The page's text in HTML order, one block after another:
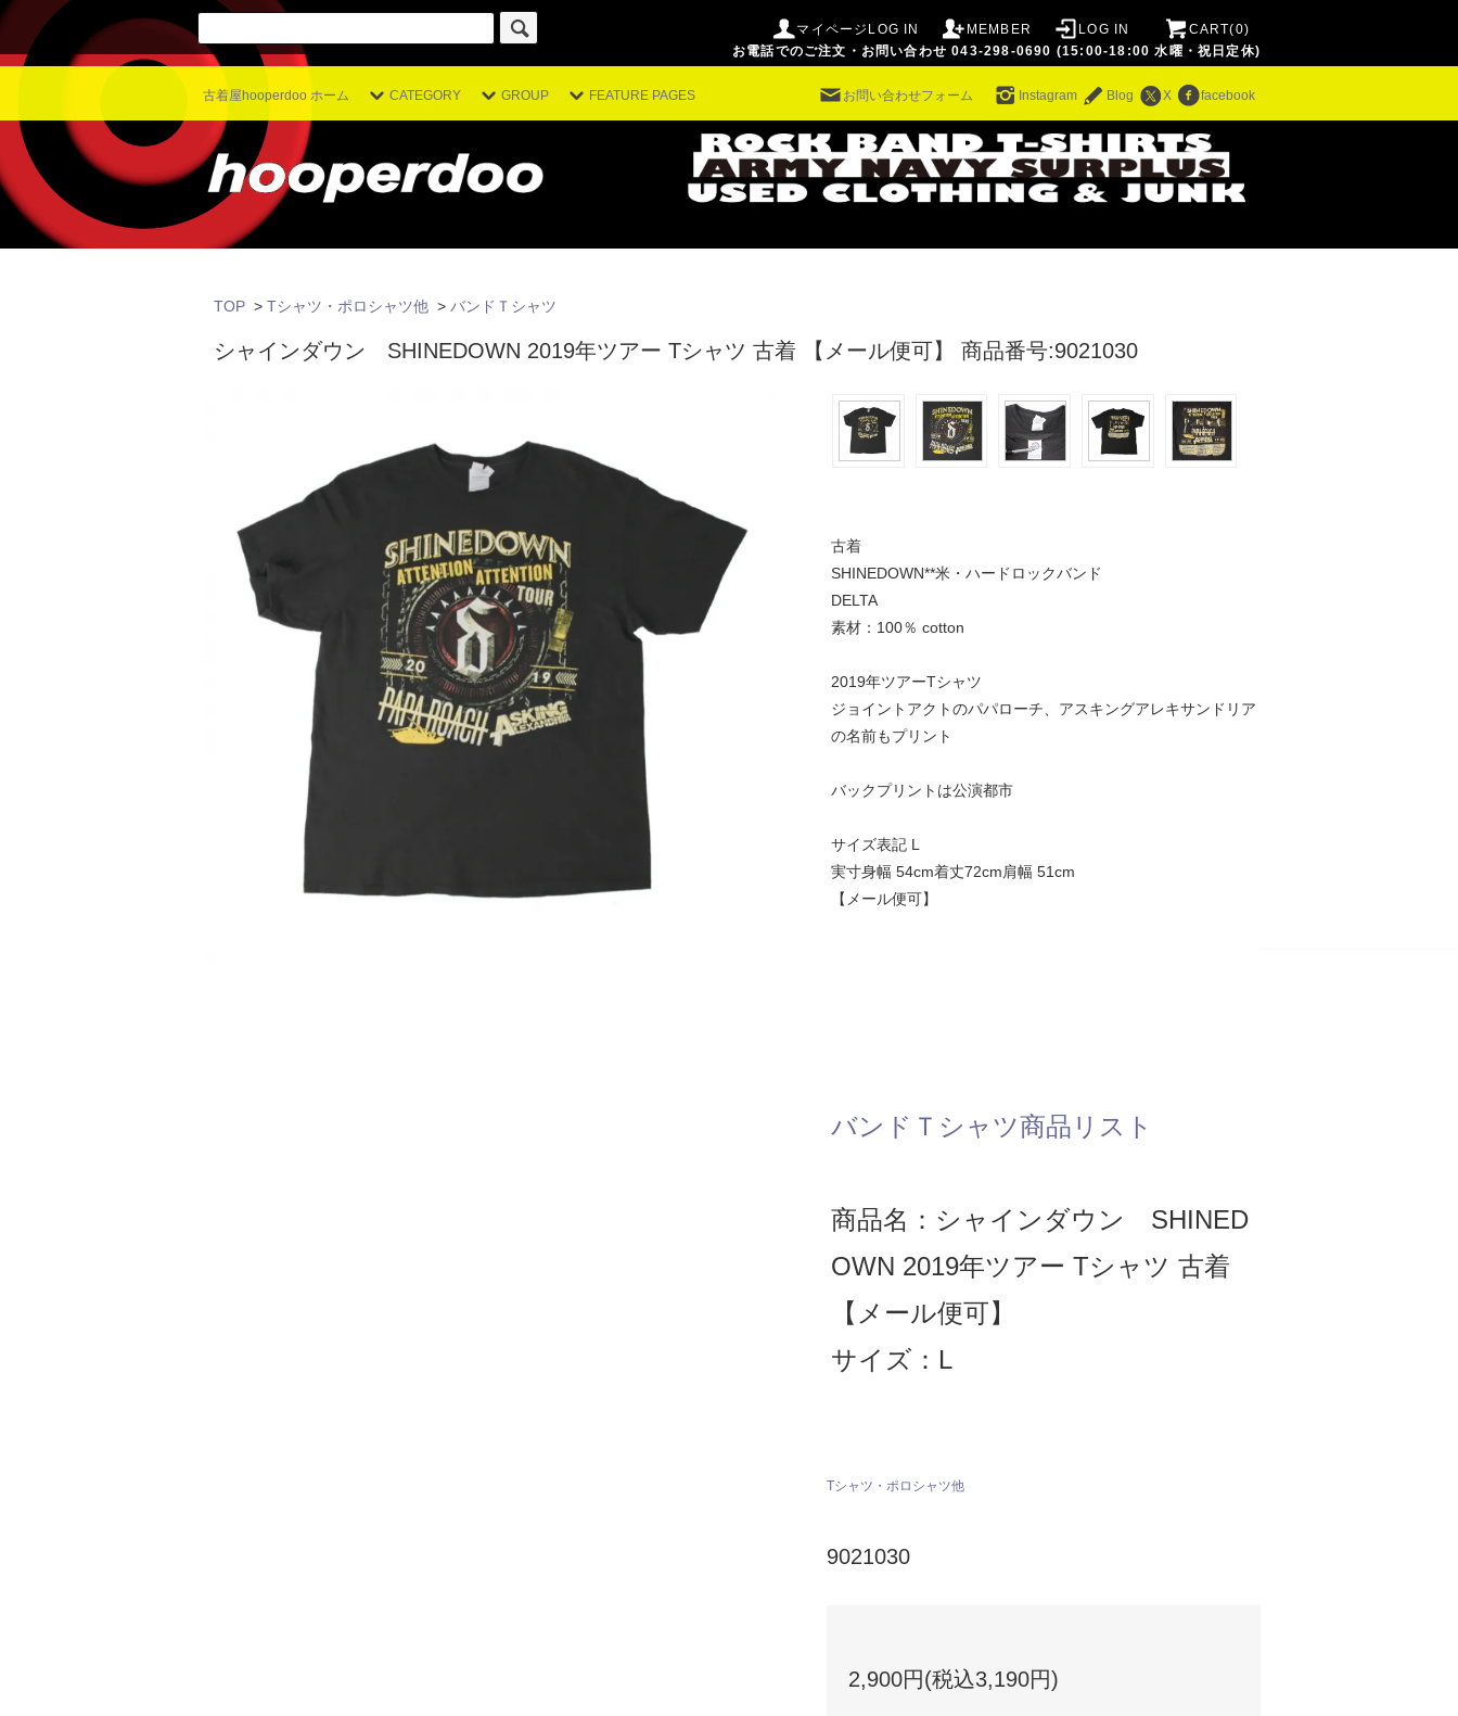
マイページLOG IN MEMBER LOG IN
CART(0)
お電話でのご注文・お問い合わせ 043-298-0690 (15:00-18:00 水曜・祝日定休)
古着屋hooperdoo ホーム CATEGORY GROUP FEATURE PAGES お問い合わせフォーム Instagram Blog X facebook
TOP > Tシャツ・ポロシャツ他 > バンドＴシャツ
シャインダウン SHINEDOWN 2019年ツアー Tシャツ 古着 【メール便可】 商品番号:9021030
古着
SHINEDOWN**米・ハードロックバンド
DELTA
素材：100％ cotton
2019年ツアーTシャツ
ジョイントアクトのパパローチ、アスキングアレキサンドリア
の名前もプリント
バックプリントは公演都市
サイズ表記 L
実寸身幅 54cm着丈72cm肩幅 51cm
【メール便可】
バンドＴシャツ商品リスト
商品名：シャインダウン SHINED
OWN 2019年ツアー Tシャツ 古着
【メール便可】
サイズ：L
Tシャツ・ポロシャツ他
9021030
2,900円(税込3,190円)